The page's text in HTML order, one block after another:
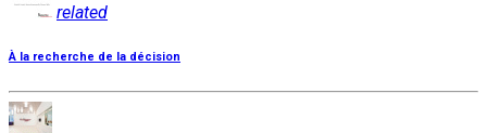
related
À la recherche de la décision